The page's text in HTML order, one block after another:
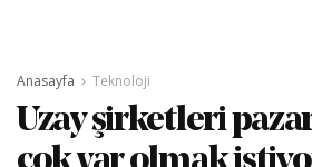
Anasayfa Teknoloji
Uzay şirketleri